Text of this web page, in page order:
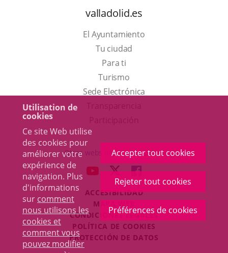
Utilisation de
cookies
Ce site Web utilise
des cookies pour
améliorer votre
expérience de
navigation. Plus
d'informations
sur comment
nous utilisons les
cookies et
comment vous
pouvez modifier
Accepter tout cookies
Rejeter tout cookies
Préférences de cookies
valladolid.es
El Ayuntamiento
Tu ciudad
Para ti
TurismoEste
enlace
una
ventana
nueva.
Sede Electrónica
externa.
Otras webs del ayuntamiento
ENLACE
UNA
APLICACIÓN
EXTERNA.
ENLACE
A
UNA
APLICACIÓN
EXTERNA.
ENLACE
A
UNA
APLICACIÓN
EXTERNA.
ACCESIBILIDAD
MAPA WEB
CONDICIONES LEGALES
POLÍTICA DE COOKIES
PROTECCIÓN DE DATOS